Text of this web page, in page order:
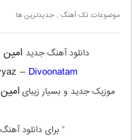
موضوعات:تک آهنگ ,جدیدترین ها
دانلود آهنگ جدید
– Divoonatam
موزیک جدید و بسیار زیبای
” برای دانلود